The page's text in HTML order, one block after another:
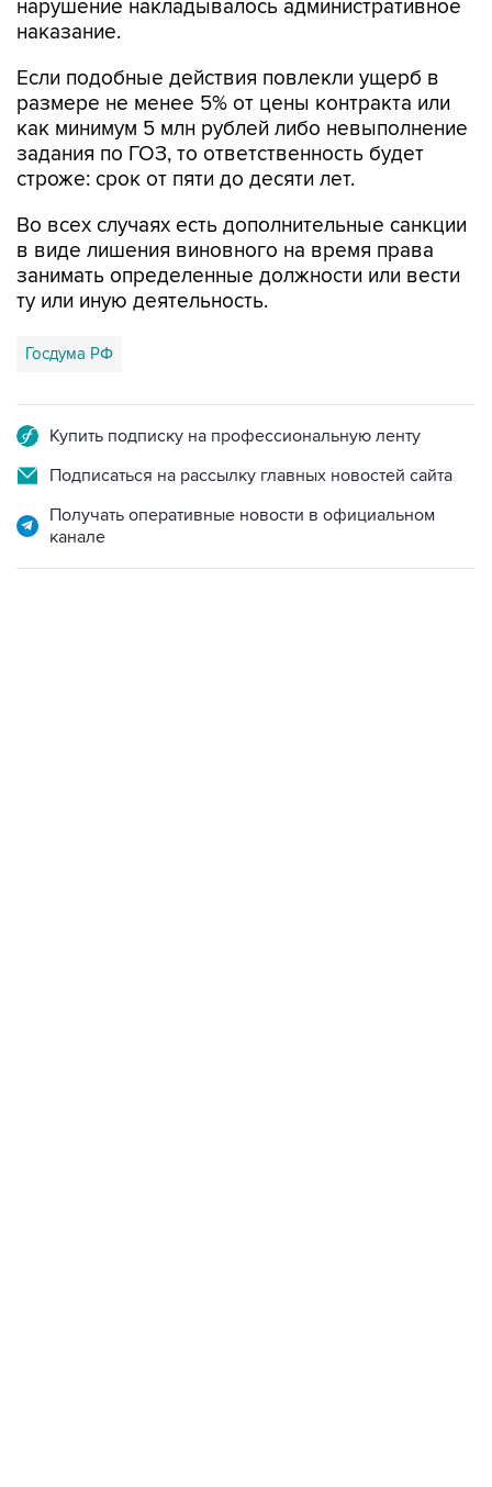
Если подобные действия повлекли ущерб в
как минимум 5 млн рублей либо невыполнение
задания по ГОЗ, то ответственность будет
строже: срок от пяти до десяти лет.
Во всех случаях есть дополнительные санкции
занимать определенные должности или вести
ту или иную деятельность.
Госдума РФ
Подписаться на рассылку главных новостей сайта
Получать оперативные новости в официальном